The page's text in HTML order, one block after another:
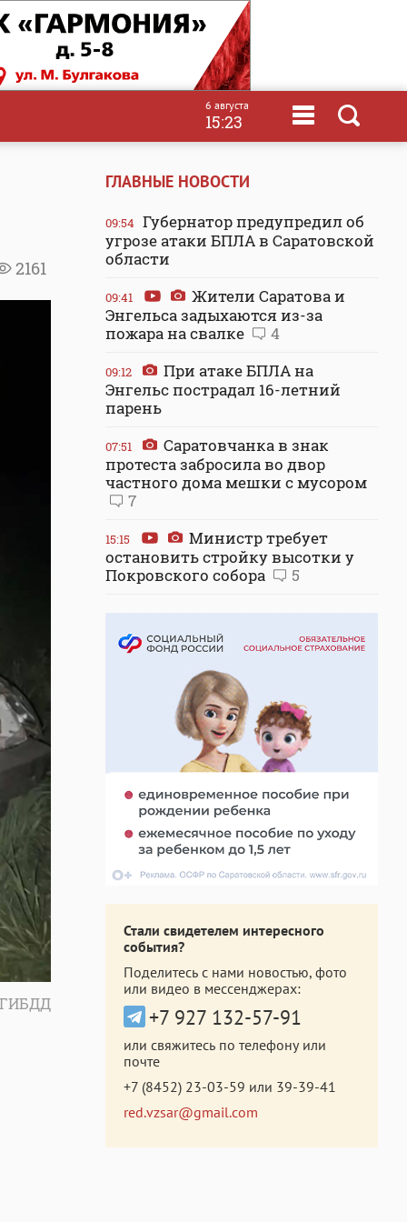
6 августа
15:23
2161
ГЛАВНЫЕ НОВОСТИ
09:54 Губернатор предупредил об
угрозе атаки БПЛА в Саратовской
области
09:41
Жители Саратова и
Энгельса задыхаются из-за
пожара на свалке
4
09:12
При атаке БПЛА на
Энгельс пострадал 16-летний
парень
07:51
Саратовчанка в знак
протеста забросила во двор
частного дома мешки с мусором
7
15:15
Министр требует
остановить стройку высотки у
Покровского собора
5
Стали свидетелем интересного
события?
Поделитесь с нами новостью, фото
или видео в мессенджерах:
+7 927 132-57-91
или свяжитесь по телефону или
почте
+7 (8452) 23-03-59 или 39-39-41
red.vzsar@gmail.com